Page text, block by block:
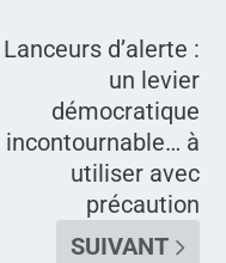
Lanceurs d’alerte :
un levier
démocratique
incontournable… à
utiliser avec
précaution
SUIVANT